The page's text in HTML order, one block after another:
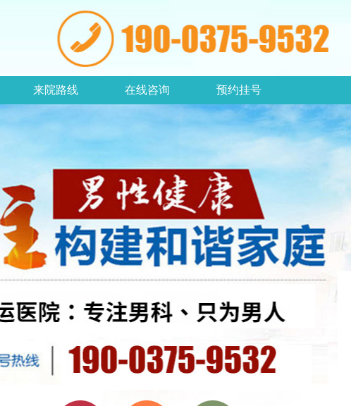
来院路线 在线咨询 预约挂号